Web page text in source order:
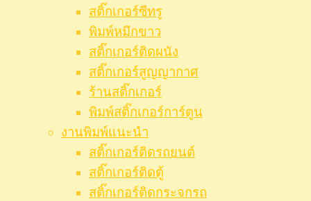
สติ๊กเกอร์ซีทรู
พิมพ์หมึกขาว
สติ๊กเกอร์ติดผนัง
สติ๊กเกอร์สูญญากาศ
ร้านสติ๊กเกอร์
พิมพ์สติ๊กเกอร์การ์ตูน
งานพิมพ์แนะนำ
สติ๊กเกอร์ติดรถยนต์
สติ๊กเกอร์ติดตู้
สติ๊กเกอร์ติดกระจกรถ